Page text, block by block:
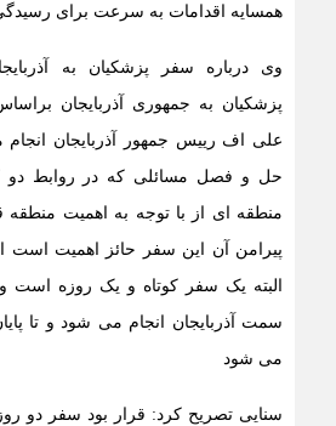
همسایه اقدامات به سرعت برای
وی درباره سفر پزشکیان به
پزشکیان به جمهوری آذربایجان
علی اف رییس جمهور آذربایجان
حل و فصل مسائلی که در روابط دو
منطقه ای از با توجه به اهمیت منطقه
پیرامن آن این سفر حائز اهمیت است
البته یک سفر کوتاه و یک روزه است
سمت آذربایجان انجام می شود و تا
می شود
سنایی تصریح کرد: قرار بود سفر دو